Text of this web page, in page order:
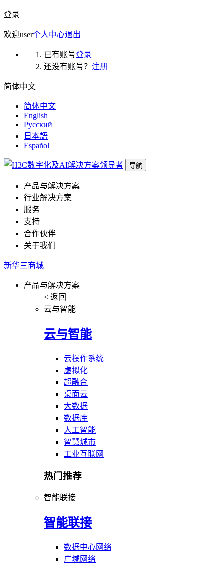
登录
欢迎user个人中心退出
已有账号登录
还没有账号？ 注册
简体中文
简体中文
English
Русский
日本語
Español
导航
产品与解决方案
行业解决方案
服务
支持
合作伙伴
关于我们
新华三商城
产品与解决方案
< 返回
云与智能
云与智能
云操作系统
虚拟化
超融合
桌面云
大数据
数据库
人工智能
智慧城市
工业互联网
热门推荐
智能联接
智能联接
数据中心网络
广域网络